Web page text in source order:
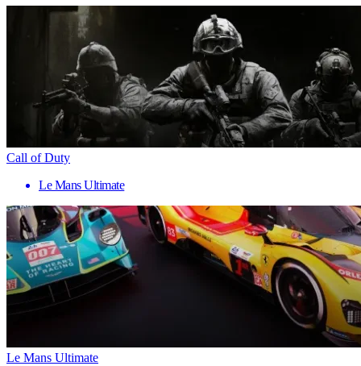
Call of Duty
Le Mans Ultimate
Le Mans Ultimate